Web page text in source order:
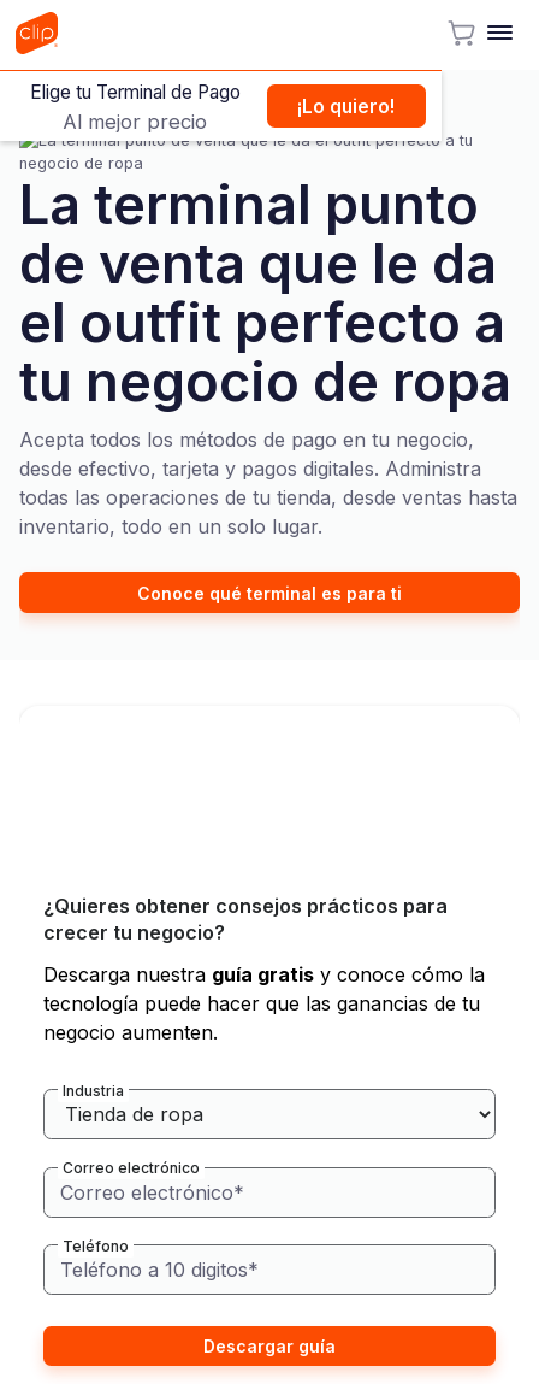
Elige tu Terminal de Pago
Al mejor precio
¡Lo quiero!
La terminal punto
de venta que le da
el outfit perfecto a
tu negocio de ropa
Acepta todos los métodos de pago en tu negocio,
desde efectivo, tarjeta y pagos digitales. Administra
todas las operaciones de tu tienda, desde ventas hasta
inventario, todo en un solo lugar.
Conoce qué terminal es para ti
¿Quieres obtener consejos prácticos para
crecer tu negocio?
Descarga nuestra guía gratis y conoce cómo la
tecnología puede hacer que las ganancias de tu
negocio aumenten.
Industria
Correo electrónico
Teléfono